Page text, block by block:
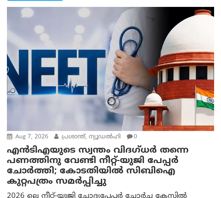
Aug 7, 2026 പ്രശാന്ത്, ന്യൂഡല്‍ഹി 0
എൻ‌ടി‌എയുടെ സ്വന്തം വിദഗ്ധർ തന്നെ
പണത്തിനു വേണ്ടി നീറ്റ്-യു‌ജി പേപ്പർ
ചോർത്തി; കോടതിയില്‍ സിബിഐ
കുറ്റപത്രം സമര്‍പ്പിച്ചു